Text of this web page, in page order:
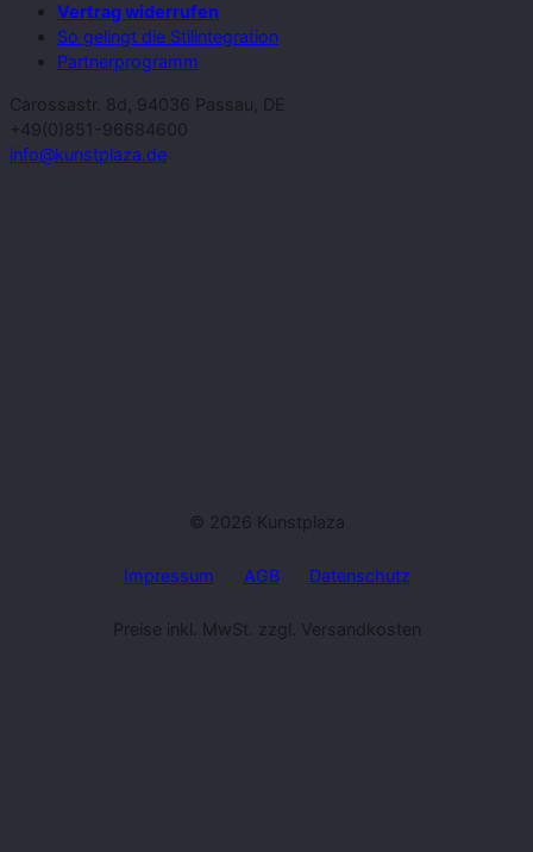
Vertrag widerrufen
So gelingt die Stilintegration
Partnerprogramm
Carossastr. 8d, 94036 Passau, DE
+49(0)851-96684600
info@kunstplaza.de
© 2026 Kunstplaza
Impressum AGB Datenschutz
Preise inkl. MwSt. zzgl. Versandkosten